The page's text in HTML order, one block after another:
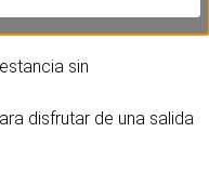
sin
disfrutar de una salida